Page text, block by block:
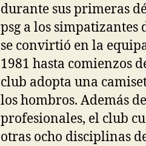
durante sus primeras
psg a los simpatizantes
se convirtió en la
1981 hasta comienzos
club adopta una
los hombros. Además
profesionales, el club
otras ocho disciplinas